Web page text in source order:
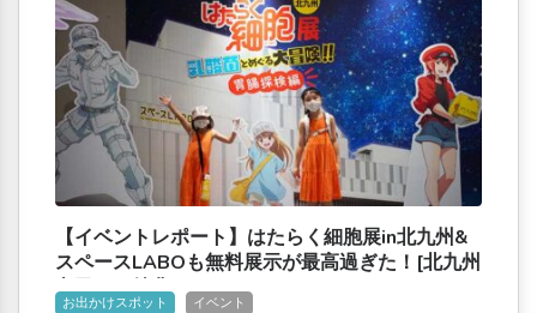
【イベントレポート】はたらく細胞展in北九州&
スペースLABOも無料展示が最高過ぎた！[北九州
市民には特典も]
お出かけスポット イベント